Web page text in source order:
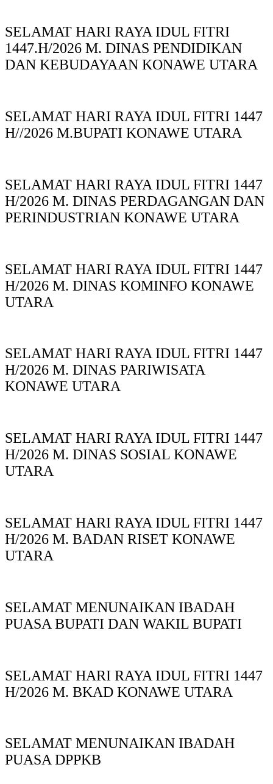
SELAMAT HARI RAYA IDUL FITRI
1447.H/2026 M. DINAS PENDIDIKAN
DAN KEBUDAYAAN KONAWE UTARA
SELAMAT HARI RAYA IDUL FITRI 1447
H//2026 M.BUPATI KONAWE UTARA
SELAMAT HARI RAYA IDUL FITRI 1447
H/2026 M. DINAS PERDAGANGAN DAN
PERINDUSTRIAN KONAWE UTARA
SELAMAT HARI RAYA IDUL FITRI 1447
H/2026 M. DINAS KOMINFO KONAWE
UTARA
SELAMAT HARI RAYA IDUL FITRI 1447
H/2026 M. DINAS PARIWISATA
KONAWE UTARA
SELAMAT HARI RAYA IDUL FITRI 1447
H/2026 M. DINAS SOSIAL KONAWE
UTARA
SELAMAT HARI RAYA IDUL FITRI 1447
H/2026 M. BADAN RISET KONAWE
UTARA
SELAMAT MENUNAIKAN IBADAH
PUASA BUPATI DAN WAKIL BUPATI
SELAMAT HARI RAYA IDUL FITRI 1447
H/2026 M. BKAD KONAWE UTARA
SELAMAT MENUNAIKAN IBADAH
PUASA DPPKB